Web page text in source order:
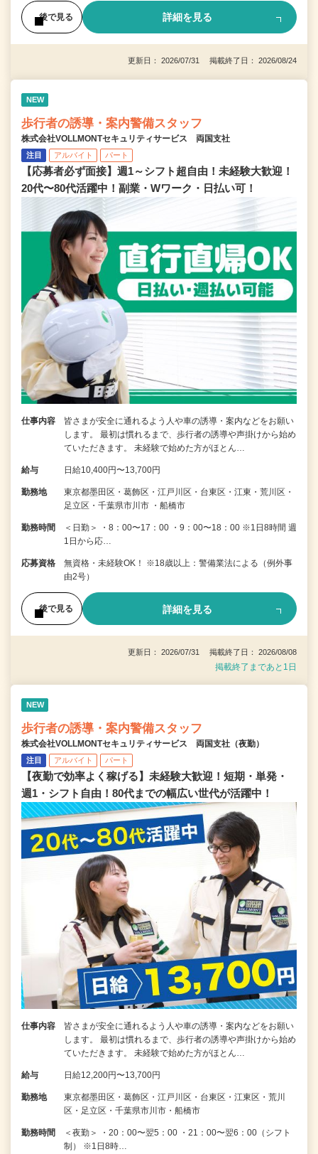
後で見る 詳細を見る
更新日： 2026/07/31 掲載終了日： 2026/08/24
NEW
歩行者の誘導・案内警備スタッフ
株式会社VOLLMONTセキュリティサービス 両国支社
注目 アルバイト パート
【応募者必ず面接】週1～シフト超自由！未経験大歓迎！
20代〜80代活躍中！副業・Wワーク・日払い可！
仕事内容
皆さまが安全に通れるよう人や車の誘導・案内などをお願い
します。 最初は慣れるまで、歩行者の誘導や声掛けから始め
ていただきます。 未経験で始めた方がほとん…
給与 日給10,400円〜13,700円
勤務地
東京都墨田区・葛飾区・江戸川区・台東区・江東・荒川区・
足立区・千葉県市川市 ・船橋市
勤務時間
＜日勤＞ ・8：00〜17：00 ・9：00〜18：00 ※1日8時間 週
1日から応…
応募資格
無資格・未経験OK！ ※18歳以上：警備業法による（例外事
由2号）
後で見る 詳細を見る
更新日： 2026/07/31 掲載終了日： 2026/08/08
掲載終了まであと1日
NEW
歩行者の誘導・案内警備スタッフ
株式会社VOLLMONTセキュリティサービス 両国支社（夜勤）
注目 アルバイト パート
【夜勤で効率よく稼げる】未経験大歓迎！短期・単発・
週1・シフト自由！80代までの幅広い世代が活躍中！
仕事内容
皆さまが安全に通れるよう人や車の誘導・案内などをお願い
します。 最初は慣れるまで、歩行者の誘導や声掛けから始め
ていただきます。 未経験で始めた方がほとん…
給与 日給12,200円〜13,700円
勤務地
東京都墨田区・葛飾区・江戸川区・台東区・江東区・荒川
区・足立区・千葉県市川市・船橋市
勤務時間
＜夜勤＞ ・20：00〜翌5：00 ・21：00〜翌6：00（シフト
制） ※1日8時…